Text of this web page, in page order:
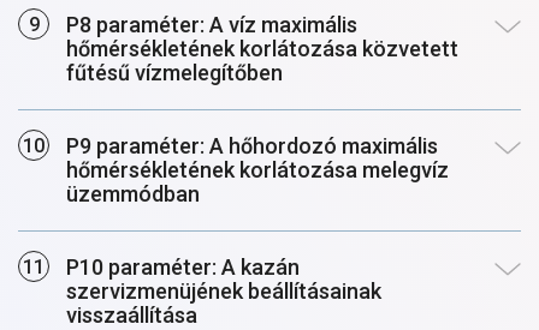
P8 paraméter: A víz maximális
hőmérsékletének korlátozása közvetett
fűtésű vízmelegítőben
P9 paraméter: A hőhordozó maximális
hőmérsékletének korlátozása melegvíz
üzemmódban
P10 paraméter: A kazán
szervizmenüjének beállításainak
visszaállítása